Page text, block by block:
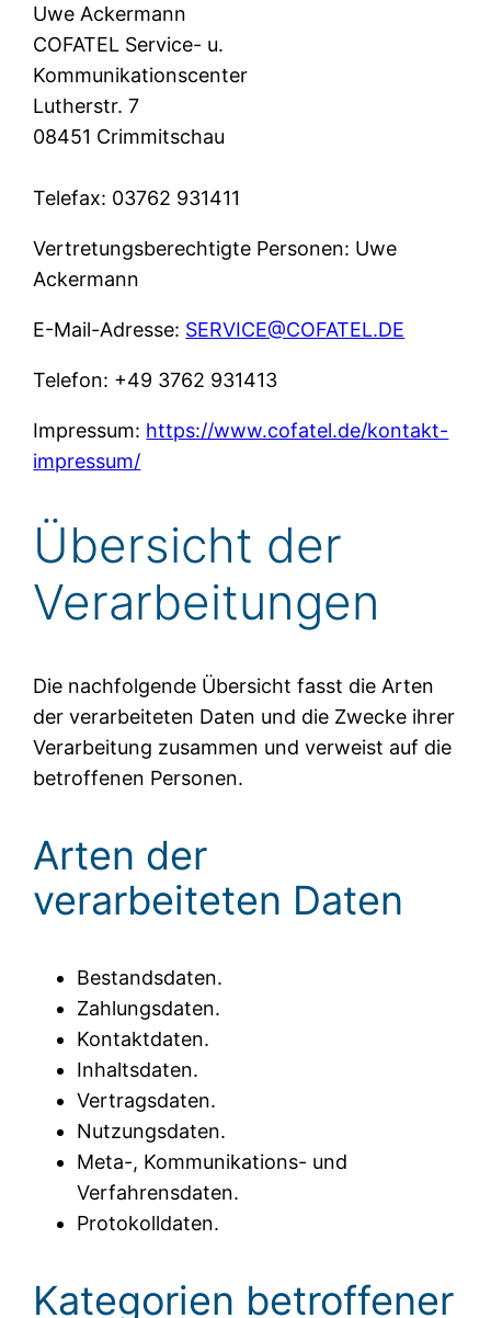
Uwe Ackermann
COFATEL Service- u.
Kommunikationscenter
Lutherstr. 7
08451 Crimmitschau
Telefax: 03762 931411
Vertretungsberechtigte Personen: Uwe
Ackermann
E-Mail-Adresse: SERVICE@COFATEL.DE
Telefon: +49 3762 931413
Impressum: https://www.cofatel.de/kontakt-
impressum/
Übersicht der
Verarbeitungen
Die nachfolgende Übersicht fasst die Arten
der verarbeiteten Daten und die Zwecke ihrer
Verarbeitung zusammen und verweist auf die
betroffenen Personen.
Arten der
verarbeiteten Daten
Bestandsdaten.
Zahlungsdaten.
Kontaktdaten.
Inhaltsdaten.
Vertragsdaten.
Nutzungsdaten.
Meta-, Kommunikations- und
Verfahrensdaten.
Protokolldaten.
Kategorien betroffener